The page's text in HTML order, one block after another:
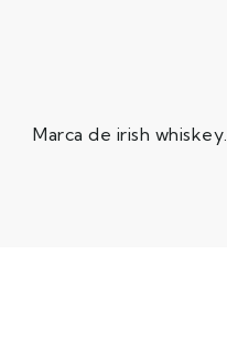
Marca de irish whiskey.